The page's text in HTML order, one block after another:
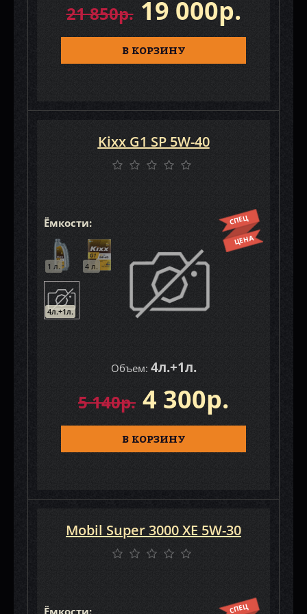
21 850р. 19 000р.
В КОРЗИНУ
Ёмкости:
1 л. 4 л.
4л.+1л.
СПЕЦ
ЦЕНА
Объем: 4л.+1л.
Kixx G1 SP 5W-40
5 140р. 4 300р.
В КОРЗИНУ
Ёмкости: СПЕЦ
Mobil Super 3000 XE 5W-30